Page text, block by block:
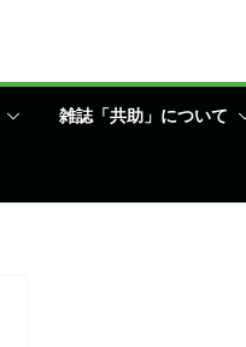
雑誌「共助」について